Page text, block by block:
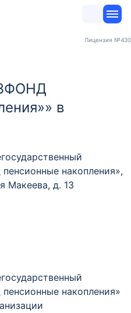
Лицензия №430
в
накопления»,
Макеева, д. 13
накопления»